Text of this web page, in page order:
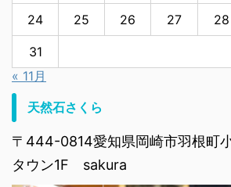
24 25 26 27 28
31
« 11月
天然石さくら
〒444-0814愛知県岡崎市羽根町
タウン1F sakura